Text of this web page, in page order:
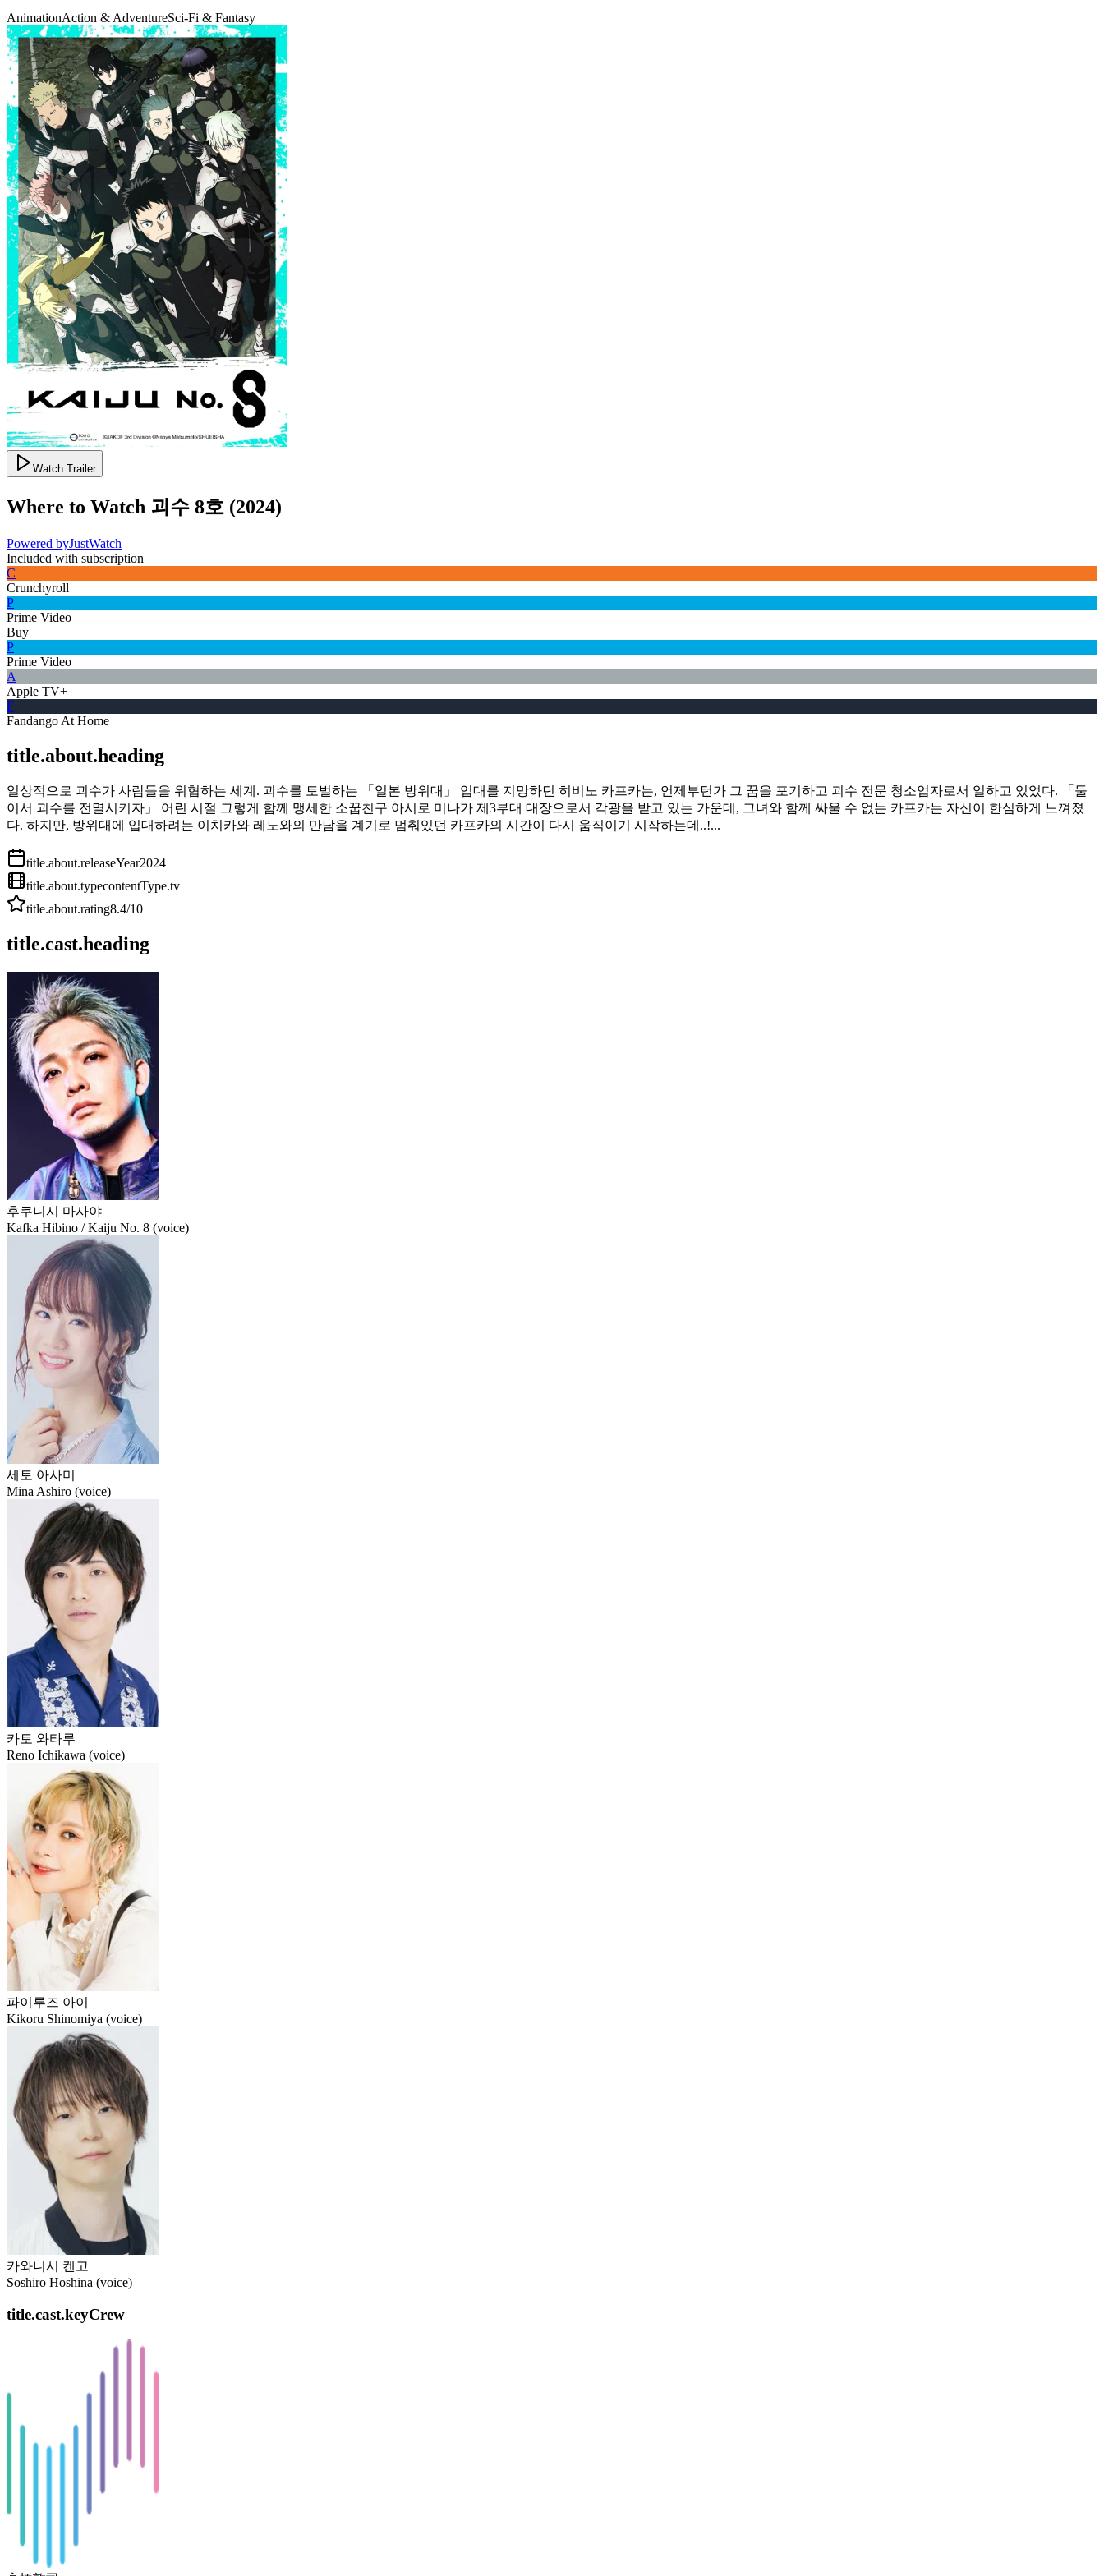
AnimationAction & AdventureSci-Fi & Fantasy
Watch Trailer
Where to Watch 괴수 8호 (2024)
Powered byJustWatch
Included with subscription
C
Crunchyroll
P
Prime Video
Buy
P
Prime Video
A
Apple TV+
F
Fandango At Home
title.about.heading
일상적으로 괴수가 사람들을 위협하는 세계. 괴수를 토벌하는 「일본 방위대」 입대를 지망하던 히비노 카프카는, 언제부턴가 그 꿈을 포기하고 괴수 전문 청소업자로서 일하고 있었다. 「둘
이서 괴수를 전멸시키자」 어린 시절 그렇게 함께 맹세한 소꿉친구 아시로 미나가 제3부대 대장으로서 각광을 받고 있는 가운데, 그녀와 함께 싸울 수 없는 카프카는 자신이 한심하게 느껴졌
다. 하지만, 방위대에 입대하려는 이치카와 레노와의 만남을 계기로 멈춰있던 카프카의 시간이 다시 움직이기 시작하는데..!...
title.about.releaseYear2024
title.about.typecontentType.tv
title.about.rating8.4/10
title.cast.heading
후쿠니시 마사야
Kafka Hibino / Kaiju No. 8 (voice)
세토 아사미
Mina Ashiro (voice)
카토 와타루
Reno Ichikawa (voice)
파이루즈 아이
Kikoru Shinomiya (voice)
카와니시 켄고
Soshiro Hoshina (voice)
title.cast.keyCrew